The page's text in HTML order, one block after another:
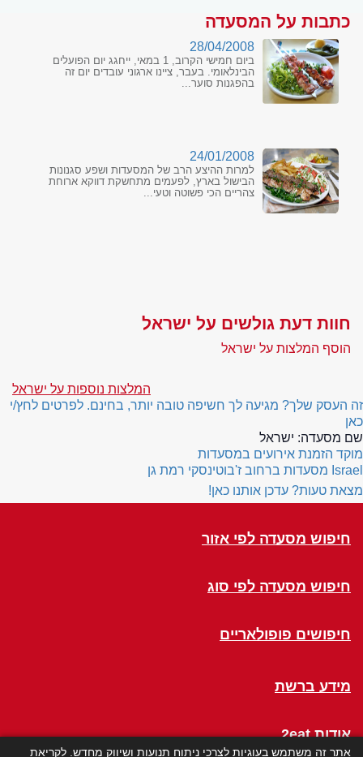
כתבות על המסעדה
28/04/2008
ביום חמישי הקרוב, 1 במאי, ייחגג יום הפועלים
הבינלאומי. בעבר, ציינו ארגוני עובדים יום זה
בהפגנות סוער...
24/01/2008
למרות ההיצע הרב של המסעדות ושפע סגנונות
הבישול בארץ, לפעמים מתחשקת דווקא ארוחת
צהריים הכי פשוטה וטעי...
חוות דעת גולשים על ישראל
הוסף המלצות על ישראל
המלצות נוספות על ישראל
זה העסק שלך? מגיעה לך חשיפה טובה יותר, בחינם. לפרטים לחץ/י
כאן
שם מסעדה: ישראל
מוקד הזמנת אירועים במסעדות
Israel מסעדות ברחוב ז'בוטינסקי רמת גן
מצאת טעות? עדכן אותנו כאן!
חיפוש מסעדה לפי אזור
חיפוש מסעדה לפי סוג
חיפושים פופולאריים
מידע ברשת
אודות 2eat
אתר זה משתמש בעוגיות לצרכי ניתוח תנועות ושיווק מחדש. לקריאת